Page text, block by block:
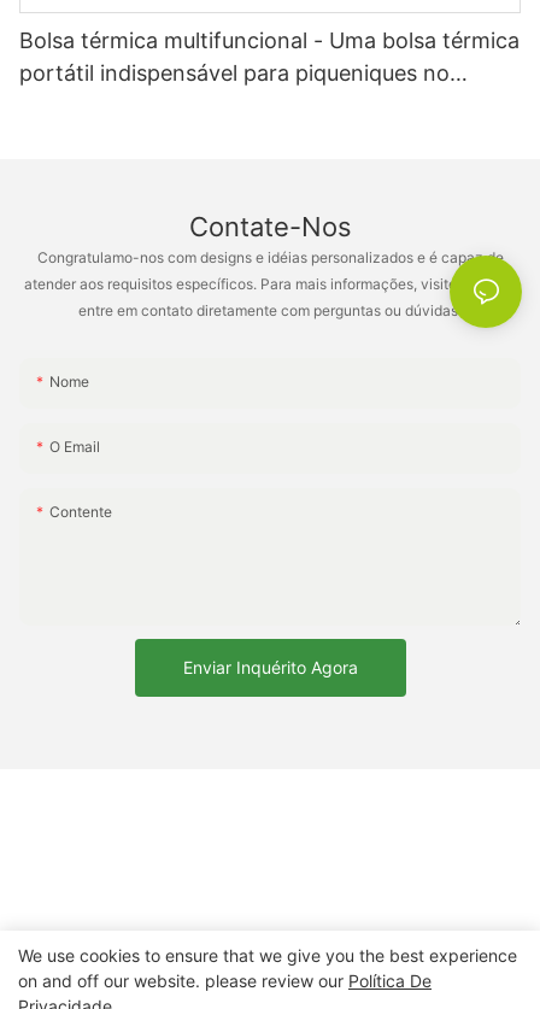
Bolsa térmica multifuncional - Uma bolsa térmica
portátil indispensável para piqueniques no
Contate-Nos
Congratulamo-nos com designs e idéias personalizados e é capaz de
atender aos requisitos específicos. Para mais informações, visite o site ou
entre em contato diretamente com perguntas ou dúvidas.
Nome
O Email
Contente
Enviar Inquérito Agora
We use cookies to ensure that we give you the best experience
on and off our website. please review our Política De